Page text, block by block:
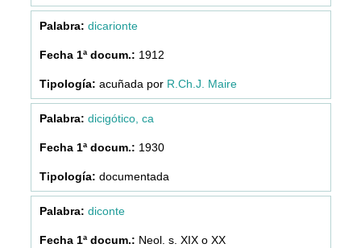
dicarionte
1912
acuñada por R.Ch.J. Maire
dicigótico, ca
1930
documentada
diconte
Neol. s. XIX o XX